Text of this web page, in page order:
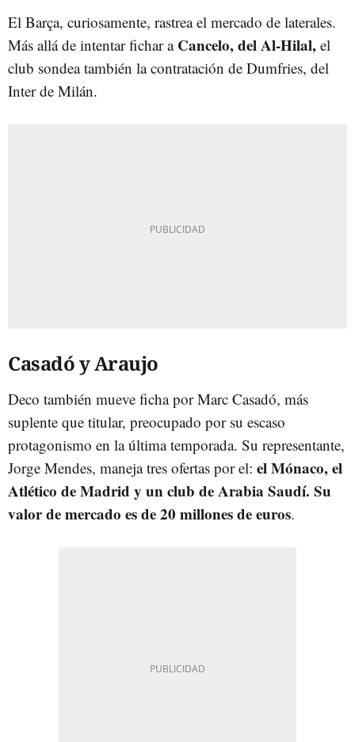
El Barça, curiosamente, rastrea el mercado de laterales.
Más allá de intentar fichar a Cancelo, del Al-Hilal, el
club sondea también la contratación de Dumfries, del
Inter de Milán.
Casadó y Araujo
Deco también mueve ficha por Marc Casadó, más
suplente que titular, preocupado por su escaso
protagonismo en la última temporada. Su representante,
Jorge Mendes, maneja tres ofertas por el: el Mónaco, el
Atlético de Madrid y un club de Arabia Saudí. Su
valor de mercado es de 20 millones de euros.